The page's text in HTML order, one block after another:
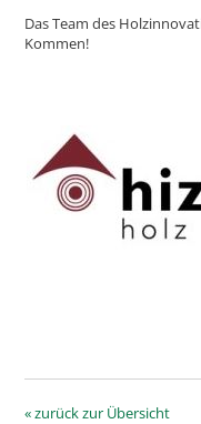
Das Team des
Kommen!
« zurück zur Übersicht